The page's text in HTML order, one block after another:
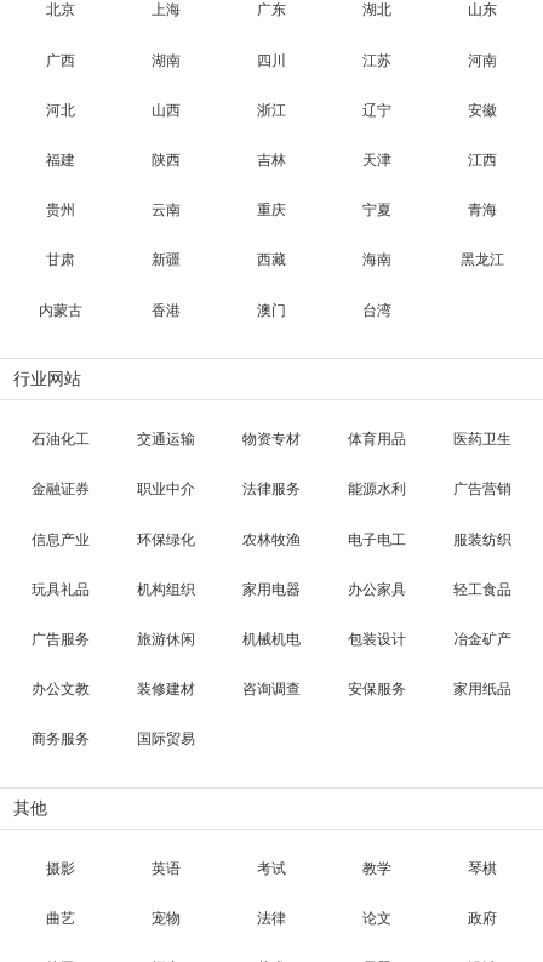
北京 上海 广东 湖北 山东
广西 湖南 四川 江苏 河南
河北 山西 浙江 辽宁 安徽
福建 陕西 吉林 天津 江西
贵州 云南 重庆 宁夏 青海
甘肃 新疆 西藏 海南 黑龙江
内蒙古 香港 澳门 台湾
行业网站
石油化工 交通运输 物资专材 体育用品 医药卫生
金融证券 职业中介 法律服务 能源水利 广告营销
信息产业 环保绿化 农林牧渔 电子电工 服装纺织
玩具礼品 机构组织 家用电器 办公家具 轻工食品
广告服务 旅游休闲 机械机电 包装设计 冶金矿产
办公文教 装修建材 咨询调查 安保服务 家用纸品
商务服务 国际贸易
其他
摄影 英语 考试 教学 琴棋
曲艺 宠物 法律 论文 政府